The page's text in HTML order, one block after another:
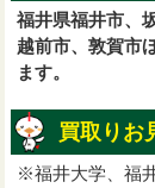
福井県福井市、
越前市、敦賀市
ます。
買取りお
※福井大学、福